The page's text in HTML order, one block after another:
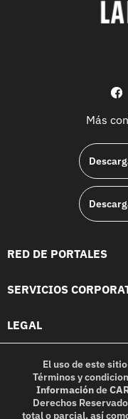
Más
RED DE PORTALES
SERVICIOS
LEGAL
El uso de este
Términos y
Informaciónde
Derechos
total o parcial, así